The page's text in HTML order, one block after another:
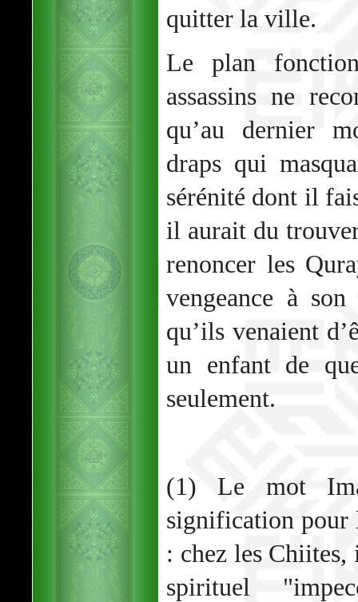
quitter la ville.
Le plan
assassins ne
qu’au dernier
draps qui
sérénité dont il
il aurait du
renoncer les
vengeance à
qu’ils venaient
un enfant de
seulement.
(1) Le mot
signification pour
: chez les
spirituel